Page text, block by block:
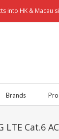
into HK & Macau
Brands
LTE Cat.6